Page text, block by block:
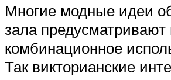
Многие модные идеи
зала предусматривают
комбинационное
Так викторианские